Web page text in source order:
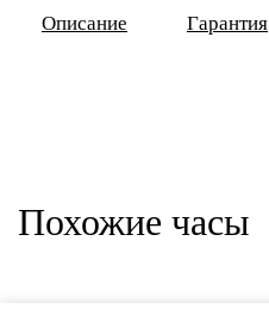
Описание Гарантия
Похожие часы